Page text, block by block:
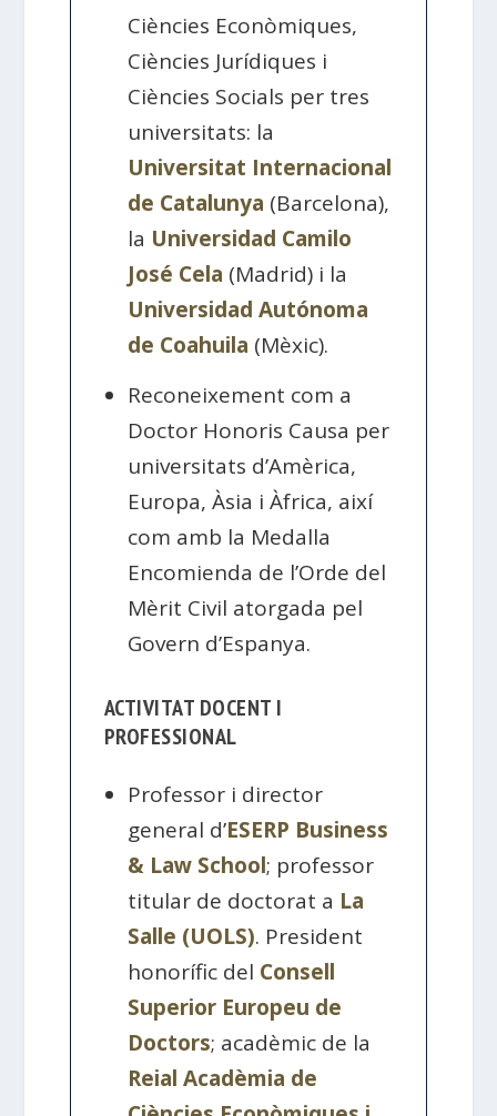
Ciències Econòmiques,
Ciències Jurídiques i
Ciències Socials per tres
universitats: la
Universitat Internacional
de Catalunya (Barcelona),
la Universidad Camilo
José Cela (Madrid) i la
Universidad Autónoma
de Coahuila (Mèxic).
Reconeixement com a
Doctor Honoris Causa per
universitats d’Amèrica,
Europa, Àsia i Àfrica, així
com amb la Medalla
Encomienda de l’Orde del
Mèrit Civil atorgada pel
Govern d’Espanya.
ACTIVITAT DOCENT I
PROFESSIONAL
Professor i director
general d’ESERP Business
& Law School; professor
titular de doctorat a La
Salle (UOLS). President
honorífic del Consell
Superior Europeu de
Doctors; acadèmic de la
Reial Acadèmia de